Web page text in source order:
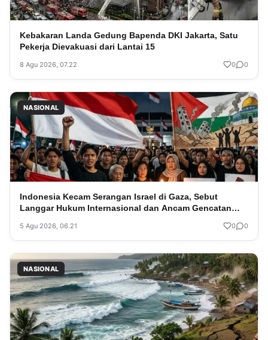
Kebakaran Landa Gedung Bapenda DKI Jakarta, Satu
Pekerja Dievakuasi dari Lantai 15
8 Agu 2026, 07.22 0 0
NASIONAL
Indonesia Kecam Serangan Israel di Gaza, Sebut
Langgar Hukum Internasional dan Ancam Gencatan
5 Agu 2026, 06.21 0 0
NASIONAL